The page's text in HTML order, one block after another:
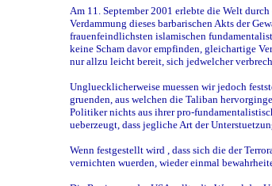
Am 11. September 2001 erlebte die Welt
Verdammung dieses barbarischen Akts der
frauenfeindlichsten islamischen
keine Scham davor empfinden, gleichartige
nur allzu leicht bereit, sich jedwelcher
Ungluecklicherweise muessen wir jedoch
gruenden, aus welchen die Taliban
Politiker nichts aus ihrer pro-
ueberzeugt, dass jegliche Art der
Wenn festgestellt wird , dass sich die der
vernichten wuerden, wieder einmal